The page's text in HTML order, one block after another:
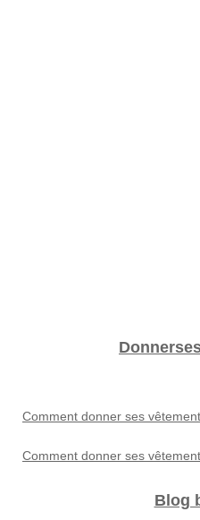
Comment donner ses
Comment donner ses
Blog